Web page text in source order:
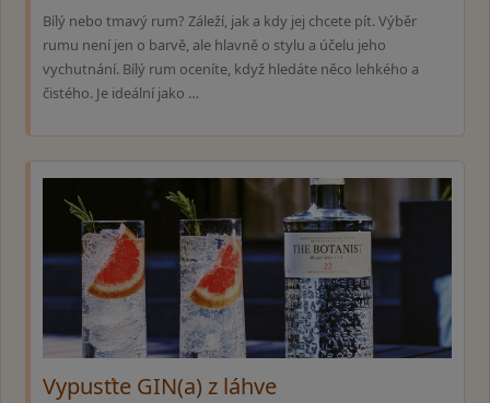
Bílý nebo tmavý rum? Záleží, jak a kdy jej chcete pít. Výběr
rumu není jen o barvě, ale hlavně o stylu a účelu jeho
vychutnání. Bílý rum oceníte, když hledáte něco lehkého a
čistého. Je ideální jako …
Vypusťte GIN(a) z láhve